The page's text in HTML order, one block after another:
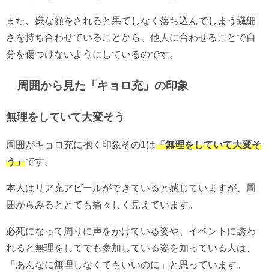
また、嫌な顔をされると果てしなく落ち込んでしまう繊細
さを持ち合わせていることから、他人に合わせることで自
分を傷つけないようにしているのです。
周囲から見た「キョロ充」の印象
無理をしていて大変そう
周囲がキョロ充に抱く印象その1は「無理をしていて大変そ
う」です。
本人はリア充アピールができていると感じていますが、周
囲からみるととても痛々しく見えています。
必死になって周りに声をかけている姿や、イベントに誘わ
れると無理をしてでも参加している姿を知っている人は、
「あんなに無理しなくてもいいのに」と思っています。